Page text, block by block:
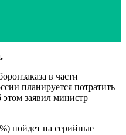
в части
планируется потратить
заявил министр
пойдет на серийные